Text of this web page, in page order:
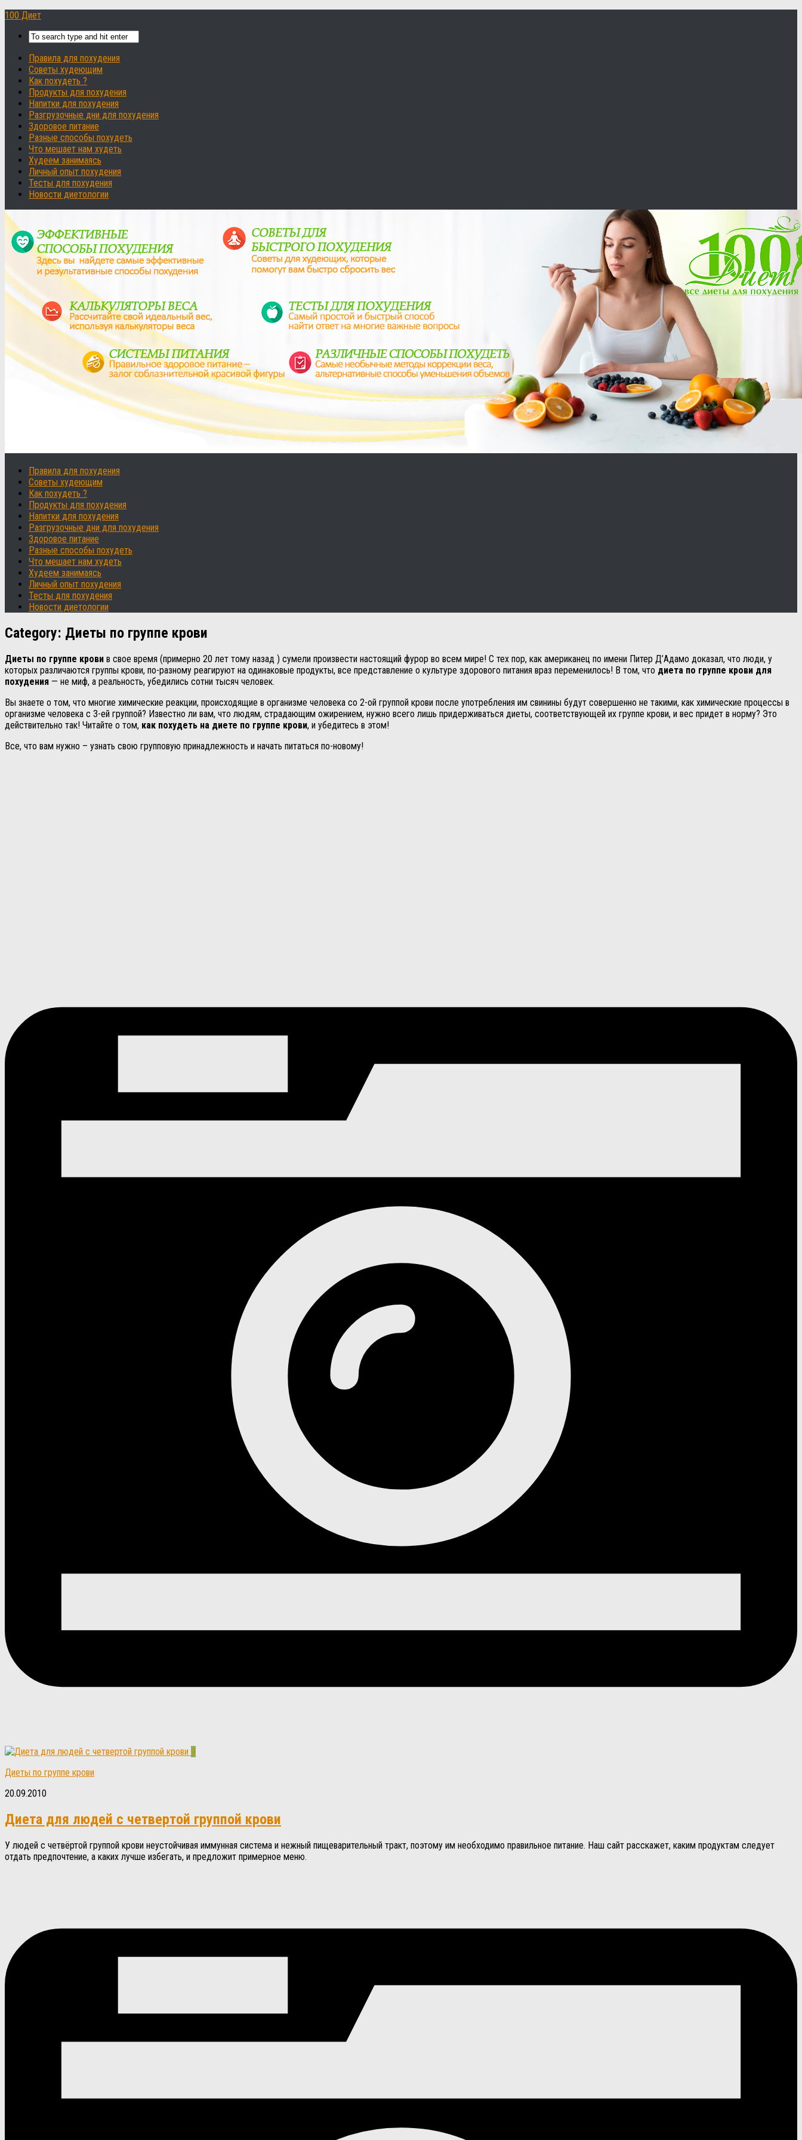
100 Диет
Правила для похудения
Советы худеющим
Как похудеть ?
Продукты для похудения
Напитки для похудения
Разгрузочные дни для похудения
Здоровое питание
Разные способы похудеть
Что мешает нам худеть
Худеем занимаясь
Личный опыт похудения
Тесты для похудения
Новости диетологии
Правила для похудения
Советы худеющим
Как похудеть ?
Продукты для похудения
Напитки для похудения
Разгрузочные дни для похудения
Здоровое питание
Разные способы похудеть
Что мешает нам худеть
Худеем занимаясь
Личный опыт похудения
Тесты для похудения
Новости диетологии
Category: Диеты по группе крови
Диеты по группе крови в свое время (примерно 20 лет тому назад ) сумели произвести настоящий фурор во всем мире! С тех пор, как американец по имени Питер Д’Адамо доказал, что люди, у
которых различаются группы крови, по-разному реагируют на одинаковые продукты, все представление о культуре здорового питания враз переменилось! В том, что диета по группе крови для
похудения — не миф, а реальность, убедились сотни тысяч человек.
Вы знаете о том, что многие химические реакции, происходящие в организме человека со 2-ой группой крови после употребления им свинины будут совершенно не такими, как химические процессы в
организме человека с 3-ей группой? Известно ли вам, что людям, страдающим ожирением, нужно всего лишь придерживаться диеты, соответствующей их группе крови, и вес придет в норму? Это
действительно так! Читайте о том, как похудеть на диете по группе крови, и убедитесь в этом!
Все, что вам нужно – узнать свою групповую принадлежность и начать питаться по-новому!
9
Диеты по группе крови
20.09.2010
Диета для людей с четвертой группой крови
У людей с четвёртой группой крови неустойчивая иммунная система и нежный пищеварительный тракт, поэтому им необходимо правильное питание. Наш сайт расскажет, каким продуктам следует
отдать предпочтение, а каких лучше избегать, и предложит примерное меню.